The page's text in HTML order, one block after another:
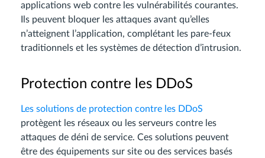
applications web contre les vulnérabilités courantes.
Ils peuvent bloquer les attaques avant qu’elles
n’atteignent l’application, complétant les pare-feux
traditionnels et les systèmes de détection d’intrusion.
Protection contre les DDoS
Les solutions de protection contre les DDoS
protègent les réseaux ou les serveurs contre les
attaques de déni de service. Ces solutions peuvent
être des équipements sur site ou des services basés